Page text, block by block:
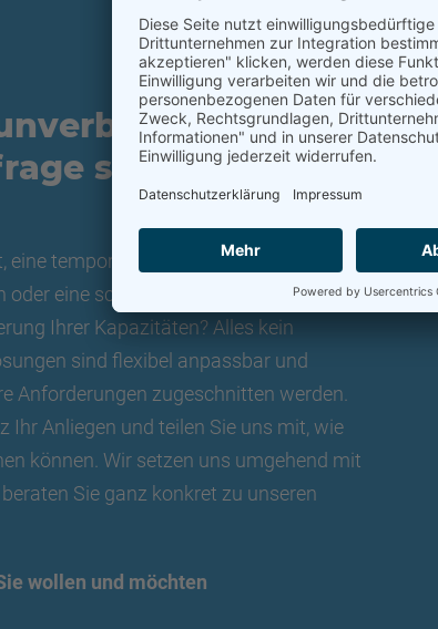
stellen
temporäre Lagerhalle, eine
eine schnell zu errichtende
Ihrer Kapazitäten? Alles kein
sind flexibel anpassbar und
Anforderungen zugeschnitten werden.
Ihr Anliegen und teilen Sie uns mit, wie
können. Wir setzen uns umgehend mit
Sie ganz konkret zu unseren
wollen und möchten